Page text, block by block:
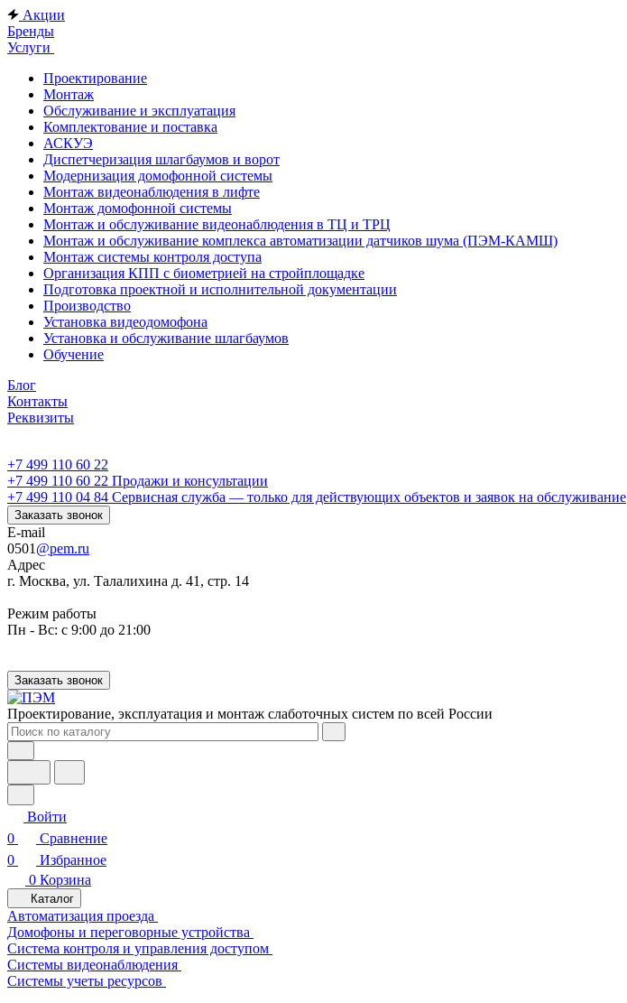
Акции
Бренды
Услуги
Проектирование
Монтаж
Обслуживание и эксплуатация
Комплектование и поставка
АСКУЭ
Диспетчеризация шлагбаумов и ворот
Модернизация домофонной системы
Монтаж видеонаблюдения в лифте
Монтаж домофонной системы
Монтаж и обслуживание видеонаблюдения в ТЦ и ТРЦ
Монтаж и обслуживание комплекса автоматизации датчиков шума (ПЭМ-КАМШ)
Монтаж системы контроля доступа
Организация КПП с биометрией на стройплощадке
Подготовка проектной и исполнительной документации
Производство
Установка видеодомофона
Установка и обслуживание шлагбаумов
Обучение
Блог
Контакты
Реквизиты
+7 499 110 60 22
+7 499 110 60 22 Продажи и консультации
+7 499 110 04 84 Сервисная служба — только для действующих объектов и заявок на обслуживание
Заказать звонок
E-mail
0501 @pem.ru
Адрес
г. Москва, ул. Талалихина д. 41, стр. 14
Режим работы
Пн - Вс: с 9:00 до 21:00
Заказать звонок
Проектирование, эксплуатация и монтаж слаботочных систем по всей России
Войти
0
Сравнение
0
Избранное
0 Корзина
Каталог
Автоматизация проезда
Домофоны и переговорные устройства
Система контроля и управления доступом
Системы видеонаблюдения
Системы учеты ресурсов